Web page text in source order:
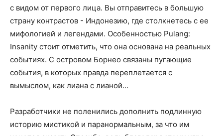
с видом от первого лица. Вы отправитесь в большую
страну контрастов - Индонезию, где столкнетесь с ее
мифологией и легендами. Особенностью Pulang:
Insanity стоит отметить, что она основана на реальных
событиях. С островом Борнео связаны пугающие
события, в которых правда переплетается с
вымыслом, как лиана с лианой…
Разработчики не поленились дополнить подлинную
историю мистикой и паранормальным, за что им